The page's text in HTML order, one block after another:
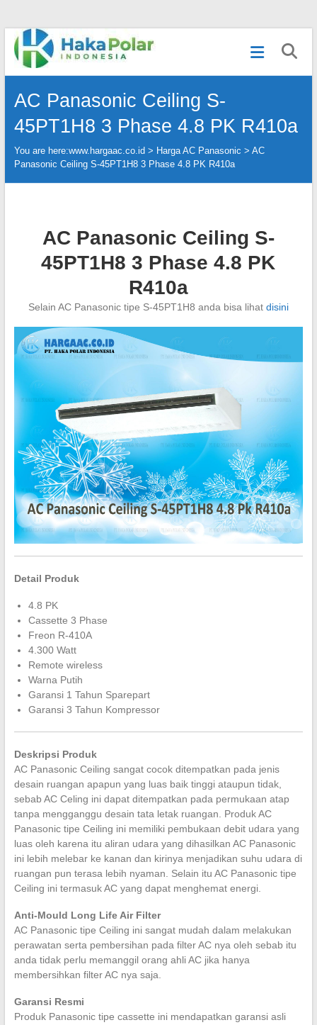
Skip
content
Telp
:
(021)
|
WA
:
081919232328
|
AC Panasonic Ceiling S-
45PT1H8 3 Phase 4.8 PK R410a
You are here:www.hargaac.co.id > Harga AC Panasonic > AC
Panasonic Ceiling S-45PT1H8 3 Phase 4.8 PK R410a
AC Panasonic Ceiling S-
45PT1H8 3 Phase 4.8 PK
R410a
Selain AC Panasonic tipe S-45PT1H8 anda bisa lihat disini
Detail Produk
4.8 PK
Cassette 3 Phase
Freon R-410A
4.300 Watt
Remote wireless
Warna Putih
Garansi 1 Tahun Sparepart
Garansi 3 Tahun Kompressor
Deskripsi Produk
AC Panasonic Ceiling sangat cocok ditempatkan pada jenis
desain ruangan apapun yang luas baik tinggi ataupun tidak,
sebab AC Celing ini dapat ditempatkan pada permukaan atap
tanpa mengganggu desain tata letak ruangan. Produk AC
Panasonic tipe Ceiling ini memiliki pembukaan debit udara yang
luas oleh karena itu aliran udara yang dihasilkan AC Panasonic
ini lebih melebar ke kanan dan kirinya menjadikan suhu udara di
ruangan pun terasa lebih nyaman. Selain itu AC Panasonic tipe
Ceiling ini termasuk AC yang dapat menghemat energi.
Anti-Mould Long Life Air Filter
AC Panasonic tipe Ceiling ini sangat mudah dalam melakukan
perawatan serta pembersihan pada filter AC nya oleh sebab itu
anda tidak perlu memanggil orang ahli AC jika hanya
membersihkan filter AC nya saja.
Garansi Resmi
Produk Panasonic tipe cassette ini mendapatkan garansi asli